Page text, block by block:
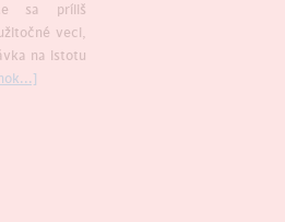
sa príliš
veci,
na istotu